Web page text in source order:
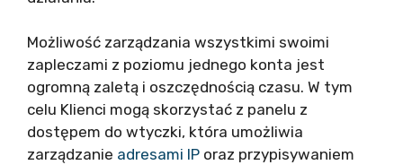
Możliwość zarządzania wszystkimi swoimi
zapleczami z poziomu jednego konta jest
ogromną zaletą i oszczędnością czasu. W tym
celu Klienci mogą skorzystać z panelu z
dostępem do wtyczki, która umożliwia
zarządzanie adresami IP oraz przypisywaniem